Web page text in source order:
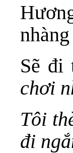
Sẽ đi
chơi
Tôi
đi